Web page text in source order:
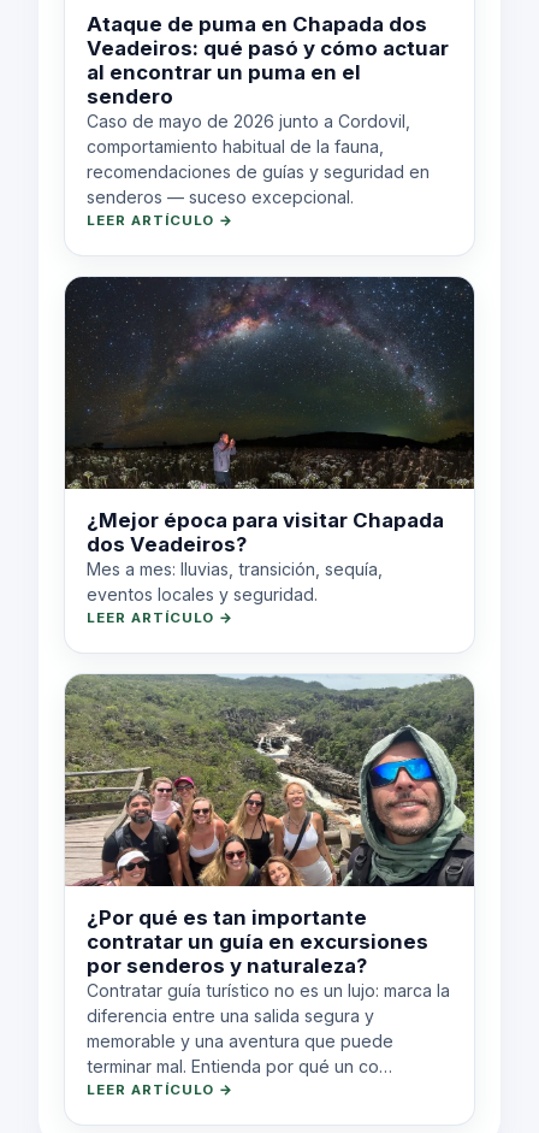
Ataque de puma en Chapada dos
Veadeiros: qué pasó y cómo actuar
al encontrar un puma en el
sendero
Caso de mayo de 2026 junto a Cordovil,
comportamiento habitual de la fauna,
recomendaciones de guías y seguridad en
senderos — suceso excepcional.
LEER ARTÍCULO →
¿Mejor época para visitar Chapada
dos Veadeiros?
Mes a mes: lluvias, transición, sequía,
eventos locales y seguridad.
LEER ARTÍCULO →
¿Por qué es tan importante
contratar un guía en excursiones
por senderos y naturaleza?
Contratar guía turístico no es un lujo: marca la
diferencia entre una salida segura y
memorable y una aventura que puede
terminar mal. Entienda por qué un co…
LEER ARTÍCULO →